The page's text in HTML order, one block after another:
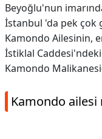
Beyoğlu'nun
İstanbul 'da pek çok
Kamondo Ailesinin,
İstiklal Caddesi'ndeki
Kamondo
Kamondo ailesi